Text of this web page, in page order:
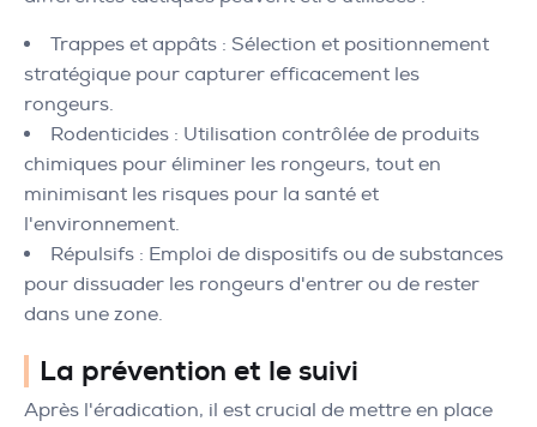
Trappes et appâts : Sélection et positionnement
stratégique pour capturer efficacement les
rongeurs.
Rodenticides : Utilisation contrôlée de produits
chimiques pour éliminer les rongeurs, tout en
minimisant les risques pour la santé et
l'environnement.
Répulsifs : Emploi de dispositifs ou de substances
pour dissuader les rongeurs d'entrer ou de rester
dans une zone.
La prévention et le suivi
Après l'éradication, il est crucial de mettre en place